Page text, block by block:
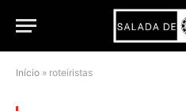
Início » roteiristas